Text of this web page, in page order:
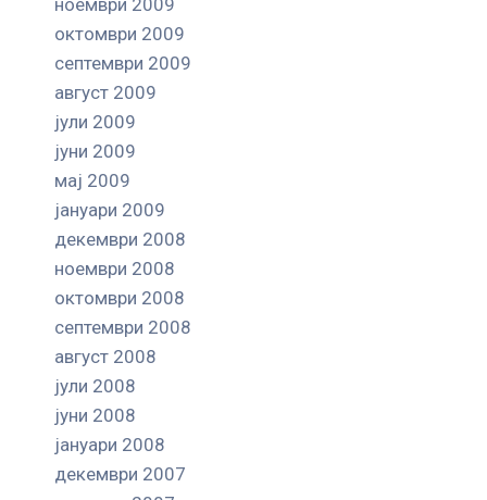
октомври 2009
септември 2009
август 2009
јули 2009
јуни 2009
мај 2009
јануари 2009
декември 2008
ноември 2008
октомври 2008
септември 2008
август 2008
јули 2008
јуни 2008
јануари 2008
декември 2007